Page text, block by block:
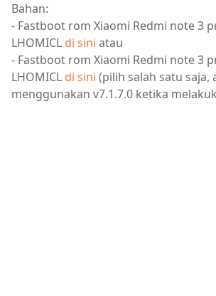
Bahan:
- Fastboot rom Xiaomi Redmi note 3
LHOMICL di sini atau
- Fastboot rom Xiaomi Redmi note 3
LHOMICL di sini (pilih salah satu saja,
menggunakan v7.1.7.0 ketika